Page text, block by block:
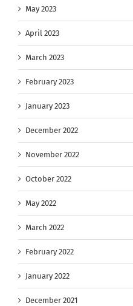
May 2023
April 2023
March 2023
February 2023
January 2023
December 2022
November 2022
October 2022
May 2022
March 2022
February 2022
January 2022
December 2021